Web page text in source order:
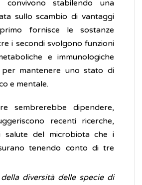
convivono stabilendo una
sullo scambio di vantaggi
fornisce le sostanze
i secondi svolgono funzioni
e immunologiche
per mantenere uno stato di
e mentale.
sembrerebbe dipendere,
recenti ricerche,
salute del microbiota che i
tenendo conto di tre
diversità delle specie di